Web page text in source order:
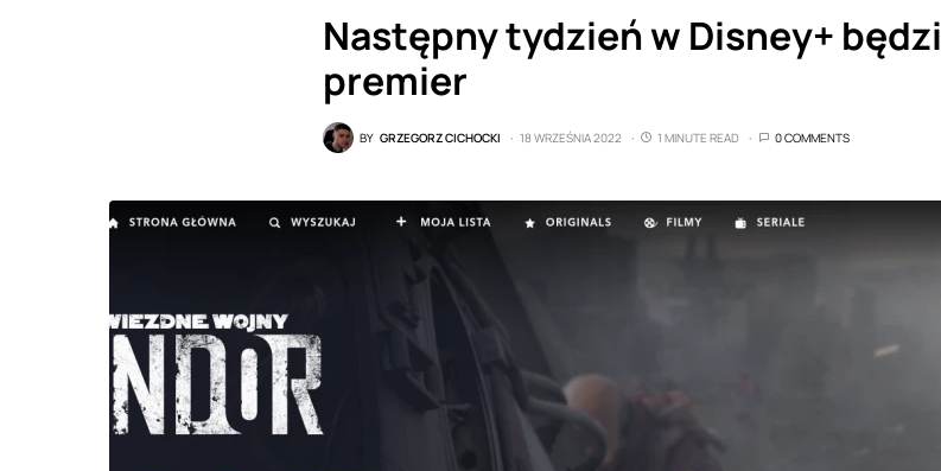
Następny tydzień w Disney+
premier
BY GRZEGORZ CICHOCKI 18 WRZEŚNIA 2022 1 MINUTE READ 0 COMMENTS